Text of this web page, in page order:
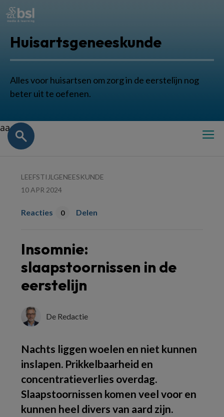
Huisartsgeneeskunde
Alles voor huisartsen om zorg in de eerstelijn nog
beter uit te oefenen.
aa
LEEFSTIJLGENEESKUNDE
10 APR 2024
Reacties 0 Delen
Insomnie:
slaapstoornissen in de
eerstelijn
De Redactie
Nachts liggen woelen en niet kunnen
inslapen. Prikkelbaarheid en
concentratieverlies overdag.
Slaapstoornissen komen veel voor en
kunnen heel divers van aard zijn.